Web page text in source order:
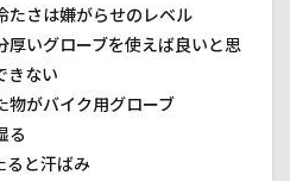
たさは嫌がらせのレベル
厚いグローブを使えば良いと思
きない
物がバイク用グローブ
る
ると汗ばみ